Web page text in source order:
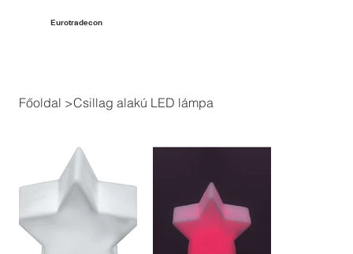
Eurotradecon
Főoldal >Csillag alakú LED lámpa